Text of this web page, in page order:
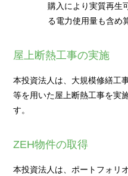
購入により実質再生
る電力使用量も含め
屋上断熱工事の実施
本投資法人は、大規模修繕工
等を用いた屋上断熱工事を実
す。
ZEH物件の取得
本投資法人は、ポートフォリ